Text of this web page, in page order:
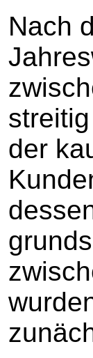
Nach
der